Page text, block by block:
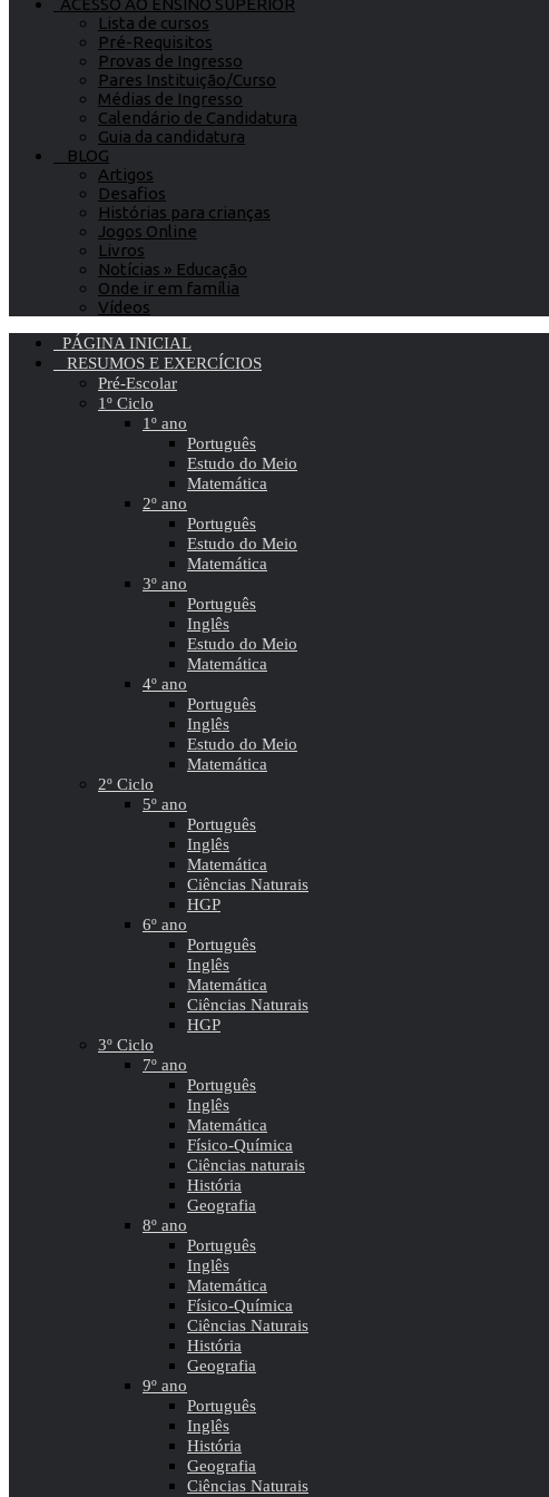
ACESSO AO ENSINO SUPERIOR
Lista de cursos
Pré-Requisitos
Provas de Ingresso
Pares Instituição/Curso
Médias de Ingresso
Calendário de Candidatura
Guia da candidatura
BLOG
Artigos
Desafios
Histórias para crianças
Jogos Online
Livros
Notícias » Educação
Onde ir em família
Vídeos
PÁGINA INICIAL
RESUMOS E EXERCÍCIOS
Pré-Escolar
1º Ciclo
1º ano
Português
Estudo do Meio
Matemática
2º ano
Português
Estudo do Meio
Matemática
3º ano
Português
Inglês
Estudo do Meio
Matemática
4º ano
Português
Inglês
Estudo do Meio
Matemática
2º Ciclo
5º ano
Português
Inglês
Matemática
Ciências Naturais
HGP
6º ano
Português
Inglês
Matemática
Ciências Naturais
HGP
3º Ciclo
7º ano
Português
Inglês
Matemática
Físico-Química
Ciências naturais
História
Geografia
8º ano
Português
Inglês
Matemática
Físico-Química
Ciências Naturais
História
Geografia
9º ano
Português
Inglês
História
Geografia
Ciências Naturais